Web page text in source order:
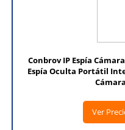
Conbrov IP Espía
Espía Oculta Portátil
Ver